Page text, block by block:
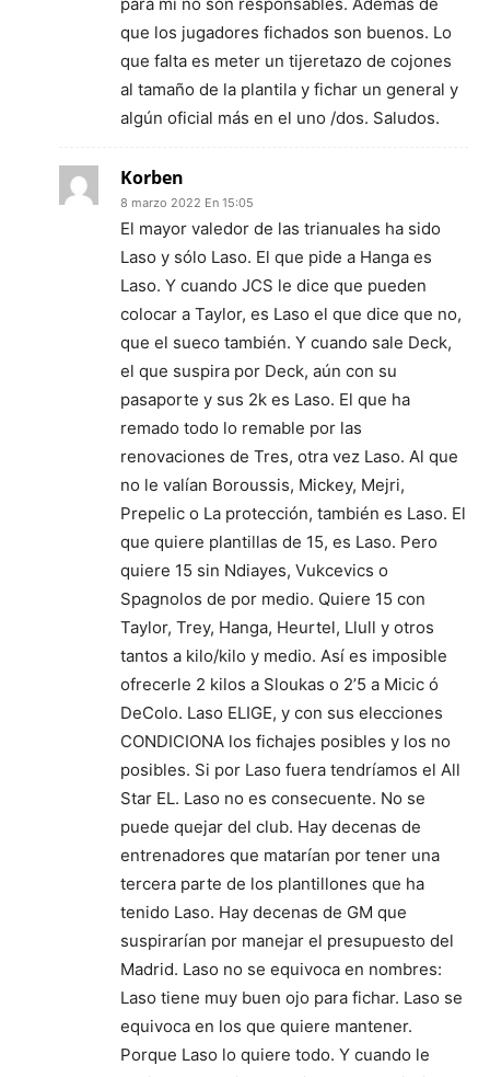
que los jugadores fichados son buenos. Lo
que falta es meter un tijeretazo de cojones
al tamaño de la plantila y fichar un general y
algún oficial más en el uno /dos. Saludos.
Korben
8 marzo 2022 En 15:05
El mayor valedor de las trianuales ha sido
Laso y sólo Laso. El que pide a Hanga es
Laso. Y cuando JCS le dice que pueden
colocar a Taylor, es Laso el que dice que no,
que el sueco también. Y cuando sale Deck,
el que suspira por Deck, aún con su
pasaporte y sus 2k es Laso. El que ha
remado todo lo remable por las
renovaciones de Tres, otra vez Laso. Al que
no le valían Boroussis, Mickey, Mejri,
Prepelic o La protección, también es Laso. El
que quiere plantillas de 15, es Laso. Pero
quiere 15 sin Ndiayes, Vukcevics o
Spagnolos de por medio. Quiere 15 con
Taylor, Trey, Hanga, Heurtel, Llull y otros
tantos a kilo/kilo y medio. Así es imposible
ofrecerle 2 kilos a Sloukas o 2’5 a Micic ó
DeColo. Laso ELIGE, y con sus elecciones
CONDICIONA los fichajes posibles y los no
posibles. Si por Laso fuera tendríamos el All
Star EL. Laso no es consecuente. No se
puede quejar del club. Hay decenas de
entrenadores que matarían por tener una
tercera parte de los plantillones que ha
tenido Laso. Hay decenas de GM que
suspirarían por manejar el presupuesto del
Madrid. Laso no se equivoca en nombres:
Laso tiene muy buen ojo para fichar. Laso se
equivoca en los que quiere mantener.
Porque Laso lo quiere todo. Y cuando le